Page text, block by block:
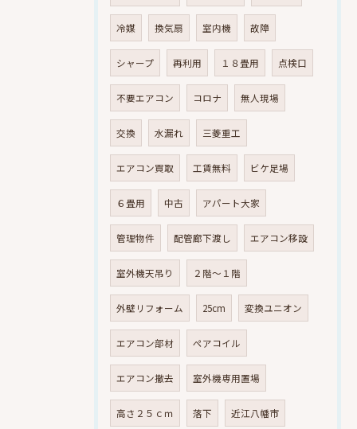
冷媒 換気扇 室内機 故障
シャープ 再利用 １８畳用 点検口
不要エアコン コロナ 無人現場
交換 水漏れ 三菱重工
エアコン買取 工賃無料 ビケ足場
６畳用 中古 アパート大家
管理物件 配管廊下渡し エアコン移設
室外機天吊り ２階～１階
外壁リフォーム 25cm 変換ユニオン
エアコン部材 ペアコイル
エアコン撤去 室外機専用置場
高さ２５ｃｍ 落下 近江八幡市